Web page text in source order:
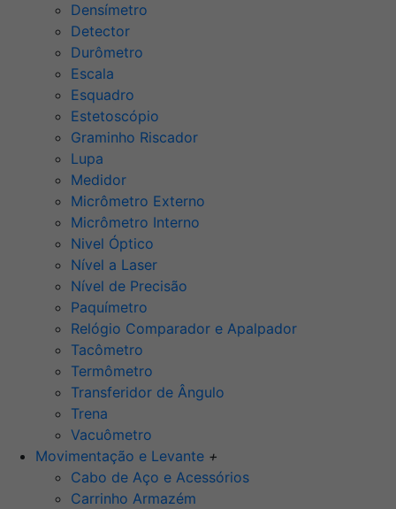
Densímetro
Detector
Durômetro
Escala
Esquadro
Estetoscópio
Graminho Riscador
Lupa
Medidor
Micrômetro Externo
Micrômetro Interno
Nivel Óptico
Nível a Laser
Nível de Precisão
Paquímetro
Relógio Comparador e Apalpador
Tacômetro
Termômetro
Transferidor de Ângulo
Trena
Vacuômetro
Movimentação e Levante +
Cabo de Aço e Acessórios
Carrinho Armazém